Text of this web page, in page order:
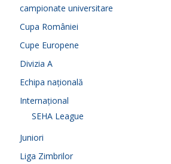
campionate universitare
Cupa României
Cupe Europene
Divizia A
Echipa națională
Internațional
SEHA League
Juniori
Liga Zimbrilor